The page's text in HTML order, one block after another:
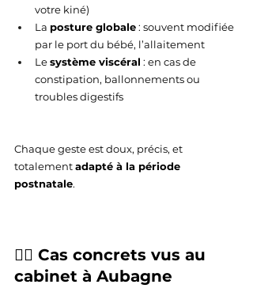
votre kiné)
La posture globale : souvent modifiée
par le port du bébé, l’allaitement
Le système viscéral : en cas de
constipation, ballonnements ou
troubles digestifs
Chaque geste est doux, précis, et
totalement adapté à la période
postnatale.
🧑‍⚕️ Cas concrets vus au
cabinet à Aubagne